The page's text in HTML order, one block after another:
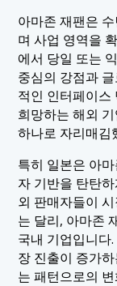
아마존 재팬은
며 사업 영역을
에서 당일 또는
중심의 강점과
적인 인터페이스
희망하는 해외
하나로 자리매김
특히 일본은 아
자 기반을 탄탄
외 판매자들이
는 달리, 아마존
국내 기업입니다
장 진출이 증가
는 패턴으로의